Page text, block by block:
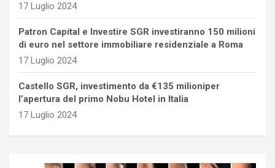
17 Luglio 2024
Patron Capital e Investire SGR investiranno 150 milioni
di euro nel settore immobiliare residenziale a Roma
17 Luglio 2024
Castello SGR, investimento da €135 milioniper
l’apertura del primo Nobu Hotel in Italia
17 Luglio 2024